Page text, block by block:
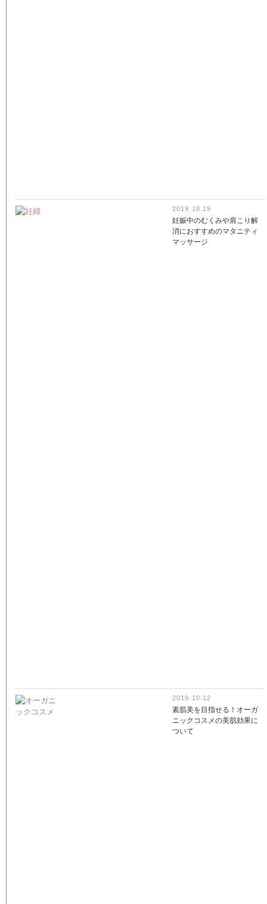
2019.10.19
妊娠中のむくみや肩こり解
消におすすめのマタニティ
マッサージ
2019.10.12
素肌美を目指せる！オーガ
ニックコスメの美肌効果に
ついて